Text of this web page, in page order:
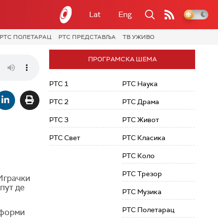
Lat Eng
РТС ПОЛЕТАРАЦ РТС ПРЕДСТАВЉА ТВ УЖИВО
де
ПРОГРАМСКА ШЕМА
РТС 1
РТС 2
РТС 3
РТС Свет
РТС Наука
РТС Драма
РТС Живот
РТС Класика
РТС Коло
РТС Трезор
РТС Музика
РТС Полетарац